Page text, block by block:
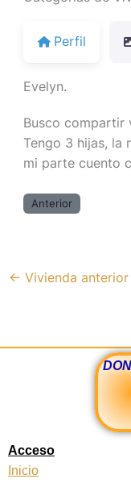
Perfil
Evelyn.
Busco compartir
Tengo 3 hijas, la
mi parte cuento
Anterior
← Vivienda anterior
Acceso
Inicio